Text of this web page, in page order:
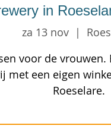
in
za 13 nov
  |
voor de
met een eigen
Roeselare.